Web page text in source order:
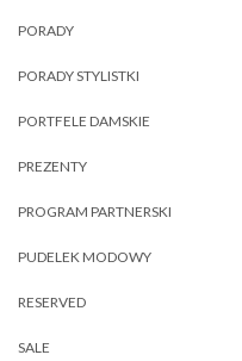
PORADY
PORADY STYLISTKI
PORTFELE DAMSKIE
PREZENTY
PROGRAM PARTNERSKI
PUDELEK MODOWY
RESERVED
SALE